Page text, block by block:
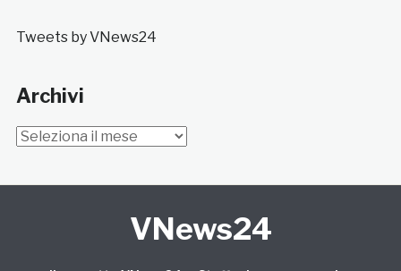
Tweets by VNews24
Archivi
Archivi
VNews24